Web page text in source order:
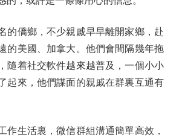
僑鄉，不少親戚早早離開家鄉，赴
的美國、加拿大。他們會間隔幾年拖
隨着社交軟件越來越普及，一個小小
起來，他們謀面的親戚在群裏互通有
生活裏，微信群組溝通簡單高效，